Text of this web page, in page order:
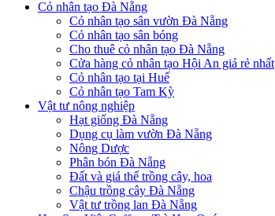
Cỏ nhân tạo Đà Nẵng
Cỏ nhân tạo sân vườn Đà Nẵng
Cỏ nhân tạo sân bóng
Cho thuê cỏ nhân tạo Đà Nẵng
Cửa hàng cỏ nhân tạo Hội An giá rẻ nhất
Cỏ nhân tạo tại Huế
Cỏ nhân tạo Tam Kỳ
Vật tư nông nghiệp
Hạt giống Đà Nẵng
Dụng cụ làm vườn Đà Nẵng
Nông Dược
Phân bón Đà Nẵng
Đất và giá thể trồng cây, hoa
Chậu trồng cây Đà Nẵng
Vật tư trồng lan Đà Nẵng